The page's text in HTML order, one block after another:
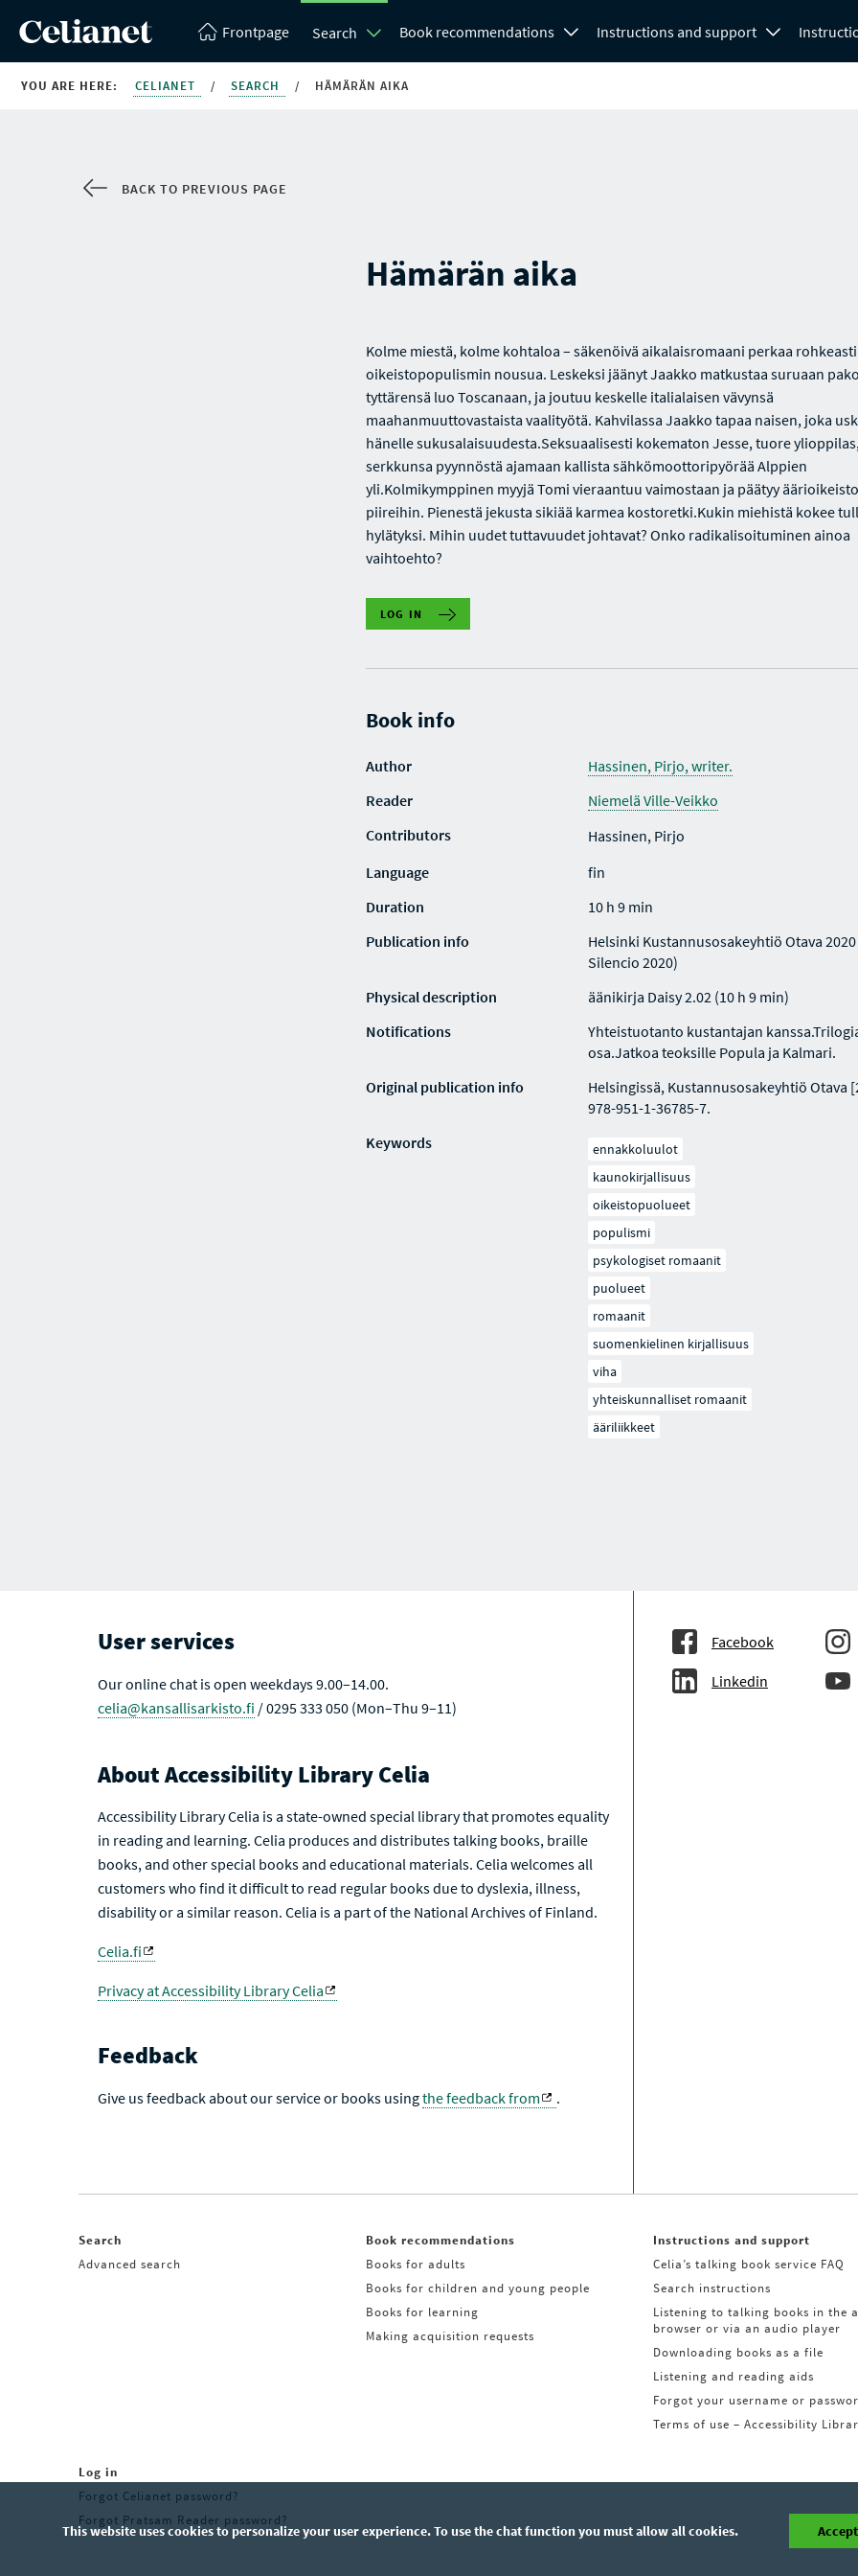
Frontpage Search Book recommendations Instructions and support
YOU ARE HERE: CELIANET / SEARCH / HÄMÄRÄN AIKA
BACK TO PREVIOUS PAGE
Hämärän aika
Kolme miestä, kolme kohtaloa – säkenöivä aikalaisromaani perkaa rohkeasti
oikeistopopulismin nousua. Leskeksi jäänyt Jaakko matkustaa suruaan
tyttärensä luo Toscanaan, ja joutuu keskelle italialaisen vävynsä
maahanmuuttovastaista vaalityötä. Kahvilassa Jaakko tapaa naisen, joka
hänelle sukusalaisuudesta.Seksuaalisesti kokematon Jesse, tuore
serkkunsa pyynnöstä ajamaan kallista sähkömoottoripyörää Alppien
yli.Kolmikymppinen myyjä Tomi vieraantuu vaimostaan ja päätyy
piireihin. Pienestä jekusta sikiää karmea kostoretki.Kukin miehistä kokee
hylätyksi. Mihin uudet tuttavuudet johtavat? Onko radikalisoituminen ainoa
vaihtoehto?
LOG IN
Book info
Author
Hassinen, Pirjo, writer.
Reader
Niemelä Ville-Veikko
Contributors
Hassinen, Pirjo
Language
fin
Duration
10 h 9 min
Publication info
Helsinki Kustannusosakeyhtiö Otava
Silencio 2020)
Physical description
äänikirja Daisy 2.02 (10 h 9 min)
Notifications
Yhteistuotanto kustantajan
osa.Jatkoa teoksille Popula ja Kalmari.
Original publication info
Helsingissä, Kustannusosakeyhtiö Otava
978-951-1-36785-7.
Keywords
ennakkoluulot
kaunokirjallisuus
oikeistopuolueet
populismi
psykologiset romaanit
puolueet
romaanit
suomenkielinen kirjallisuus
viha
yhteiskunnalliset romaanit
ääriliikkeet
User services
Our online chat is open weekdays 9.00–14.00.
celia@kansallisarkisto.fi / 0295 333 050 (Mon–Thu 9–11)
About Accessibility Library Celia
Accessibility Library Celia is a state-owned special library that promotes equality
in reading and learning. Celia produces and distributes talking books, braille
books, and other special books and educational materials. Celia welcomes all
customers who find it difficult to read regular books due to dyslexia, illness,
disability or a similar reason. Celia is a part of the National Archives of Finland.
Celia.fi
Privacy at Accessibility Library Celia
Feedback
Give us feedback about our service or books usingthe feedback from .
Facebook
Linkedin
Search
Advanced search
Book recommendations
Books for adults
Books for children and young people
Books for learning
Making acquisition requests
Instructions and support
Celia’s talking book service FAQ
Search instructions
Listening to talking books in the
browser or via an audio player
Downloading books as a file
Listening and reading aids
Forgot your username or
Terms of use – Accessibility
Log in
Forgot Celianet password?
Forgot Pratsam Reader password?
This website uses cookies to personalize your user experience. To use the chat function you must allow all cookies.